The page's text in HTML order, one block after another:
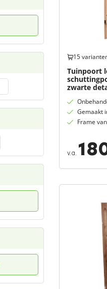
15
Tuinpoort
zwarte
Gemaakt
Frame
v.a.